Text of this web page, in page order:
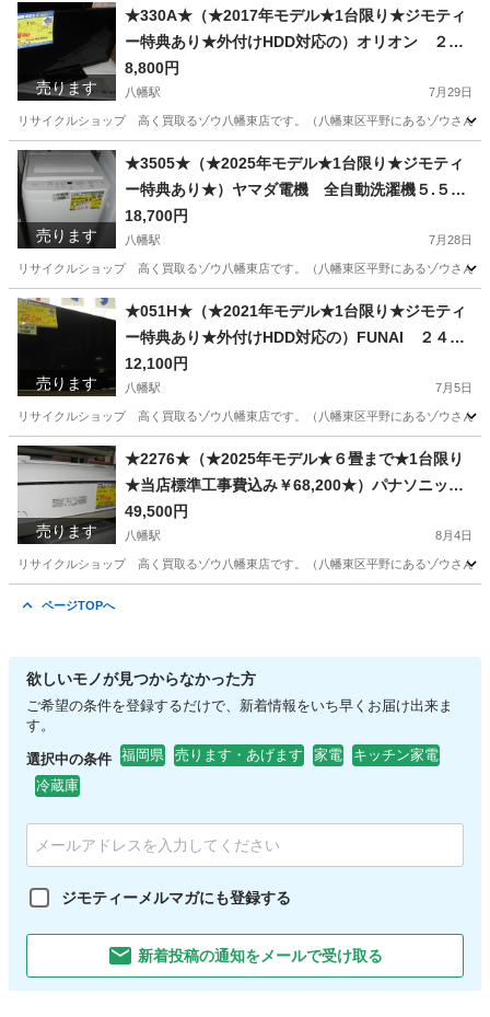
福岡 北九州市 八幡駅 キッチン家電 ターンテーブル
売ります
★330A★（★2017年モデル★1台限り★ジモティ
ー特典あり★外付けHDD対応の）オリオン ２４
型液晶テレビ ２０１７年製 RN24SF10 2チュ
ーナー 高く買取るゾウ八幡東店
8,800円
八幡駅 7月29日
リサイクルショップ 高く買取るゾウ八幡東店です。（八幡東区平野にあるゾウさ
福岡 北九州市 八幡駅 テレビ オリオン
売ります
★3505★（★2025年モデル★1台限り★ジモティ
ー特典あり★）ヤマダ電機 全自動洗濯機５.５ｋ
ｇ ２０２５年製 YWM-T55LW 55.4㎝幅
白 1～2人世帯 高く買取るゾウ八幡東店
18,700円
八幡駅 7月28日
リサイクルショップ 高く買取るゾウ八幡東店です。（八幡東区平野にあるゾウさ
福岡 北九州市 八幡駅 生活家電 ヤマダ電機
売ります
★051H★（★2021年モデル★1台限り★ジモティ
ー特典あり★外付けHDD対応の）FUNAI ２４型
液晶テレビ ２０２１年製 FL-24H1010 2チュ
ーナー 高く買取るゾウ八幡東店
12,100円
八幡駅 7月5日
リサイクルショップ 高く買取るゾウ八幡東店です。（八幡東区平野にあるゾウさ
福岡 北九州市 八幡駅 テレビ FUNAI
売ります
★2276★（★2025年モデル★６畳まで★1台限り
★当店標準工事費込み￥68,200★）パナソニッ
ク ルームエアコン２.２kw ２０２５年製 CS-
224DFL-W 単相100V 6畳まで 高く買取るゾ
ウ八幡東店
49,500円
八幡駅 8月4日
リサイクルショップ 高く買取るゾウ八幡東店です。（八幡東区平野にあるゾウさ
ページTOPへ
欲しいモノが見つからなかった方
ご希望の条件を登録するだけで、新着情報をいち早くお届け出来ま
す。
選択中の条件 福岡県 売ります・あげます 家電
キッチン家電
冷蔵庫
ジモティーメルマガにも登録する
新着投稿の通知をメールで受け取る